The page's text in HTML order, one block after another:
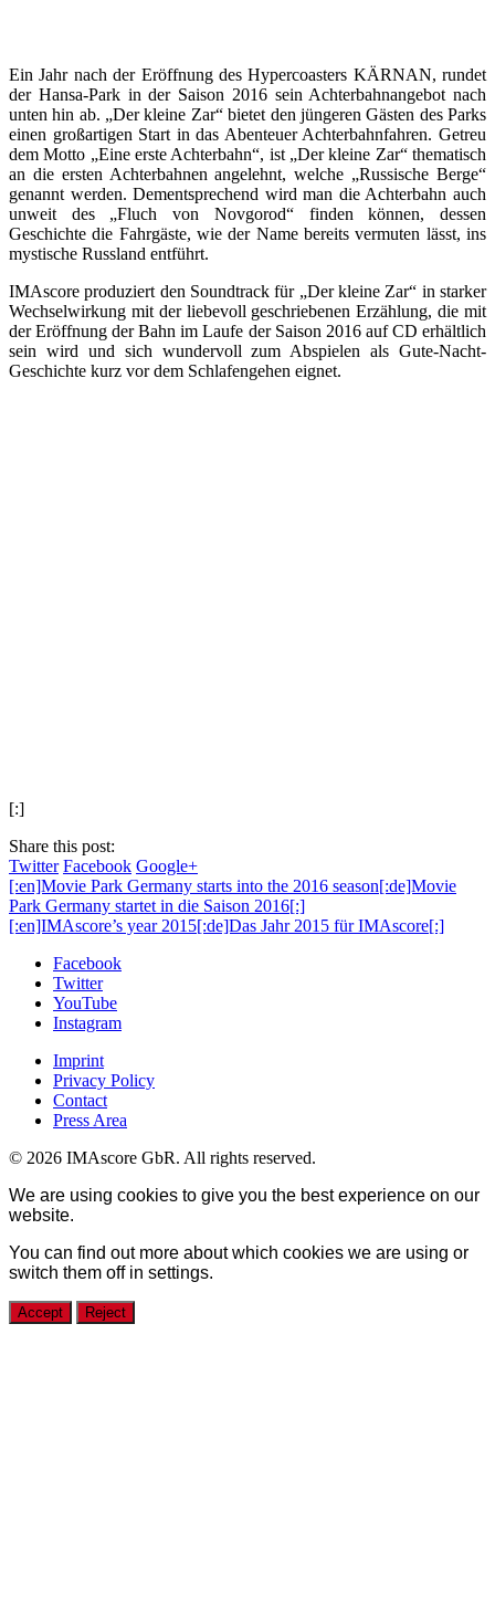
Ein Jahr nach der Eröffnung des Hypercoasters KÄRNAN, rundet
der Hansa-Park in der Saison 2016 sein Achterbahnangebot nach
unten hin ab. „Der kleine Zar“ bietet den jüngeren Gästen des Parks
einen großartigen Start in das Abenteuer Achterbahnfahren. Getreu
dem Motto „Eine erste Achterbahn“, ist „Der kleine Zar“ thematisch
an die ersten Achterbahnen angelehnt, welche „Russische Berge“
genannt werden. Dementsprechend wird man die Achterbahn auch
unweit des „Fluch von Novgorod“ finden können, dessen
Geschichte die Fahrgäste, wie der Name bereits vermuten lässt, ins
mystische Russland entführt.
IMAscore produziert den Soundtrack für „Der kleine Zar“ in starker
Wechselwirkung mit der liebevoll geschriebenen Erzählung, die mit
der Eröffnung der Bahn im Laufe der Saison 2016 auf CD erhältlich
sein wird und sich wundervoll zum Abspielen als Gute-Nacht-
Geschichte kurz vor dem Schlafengehen eignet.
[:]
Share this post:
Twitter Facebook Google+
[:en]Movie Park Germany starts into the 2016 season[:de]Movie
Park Germany startet in die Saison 2016[:]
[:en]IMAscore’s year 2015[:de]Das Jahr 2015 für IMAscore[:]
Facebook
Twitter
YouTube
Instagram
Imprint
Privacy Policy
Contact
Press Area
© 2026 IMAscore GbR. All rights reserved.
We are using cookies to give you the best experience on our
website.
You can find out more about which cookies we are using or
switch them off in settings.
Accept Reject